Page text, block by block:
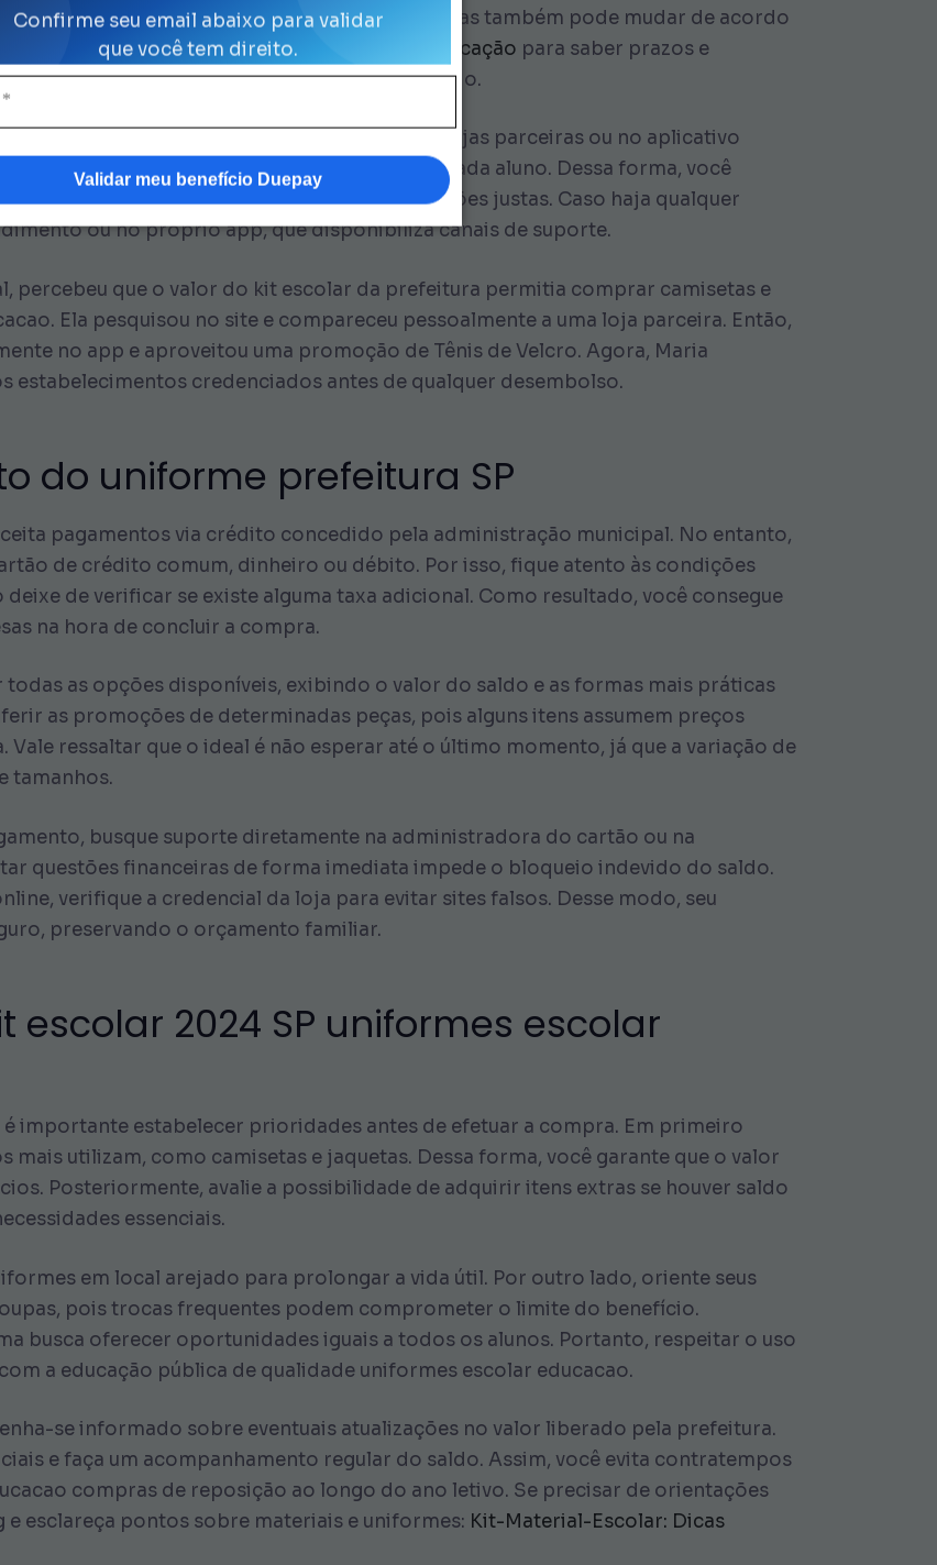
Confirme seu email abaixo para validar
que você tem direito.
Validar meu benefício Duepay
Além disso, a quantidade de peças permitidas também pode mudar de acordo
o
site oficial da Secretaria Municipal de Educação para saber prazos e
anual com datas de liberação de saldo.
realiza as compras dos itens de uniforme em lojas parceiras ou no aplicativo
para não exceder o valor destinado a cada aluno. Dessa forma, você
de adquirir uniformes com condições justas. Caso haja qualquer
ou no próprio app, que disponibiliza canais de suporte.
percebeu que o valor do kit escolar da prefeitura permitia comprar camisetas e
Ela pesquisou no site e compareceu pessoalmente a uma loja parceira. Então,
no app e aproveitou uma promoção de Tênis de Velcro. Agora, Maria
estabelecimentos credenciados antes de qualquer desembolso.
do uniforme prefeitura SP
pagamentos via crédito concedido pela administração municipal. No entanto,
de crédito comum, dinheiro ou débito. Por isso, fique atento às condições
de verificar se existe alguma taxa adicional. Como resultado, você consegue
na hora de concluir a compra.
as opções disponíveis, exibindo o valor do saldo e as formas mais práticas
as promoções de determinadas peças, pois alguns itens assumem preços
ressaltar que o ideal é não esperar até o último momento, já que a variação de
tamanhos.
busque suporte diretamente na administradora do cartão ou na
questões financeiras de forma imediata impede o bloqueio indevido do saldo.
verifique a credencial da loja para evitar sites falsos. Desse modo, seu
preservando o orçamento familiar.
escolar 2024 SP uniformes escolar
é importante estabelecer prioridades antes de efetuar a compra. Em primeiro
mais utilizam, como camisetas e jaquetas. Dessa forma, você garante que o valor
Posteriormente, avalie a possibilidade de adquirir itens extras se houver saldo
essenciais.
em local arejado para prolongar a vida útil. Por outro lado, oriente seus
pois trocas frequentes podem comprometer o limite do benefício.
busca oferecer oportunidades iguais a todos os alunos. Portanto, respeitar o uso
a educação pública de qualidade uniformes escolar educacao.
se informado sobre eventuais atualizações no valor liberado pela prefeitura.
e faça um acompanhamento regular do saldo. Assim, você evita contratempos
compras de reposição ao longo do ano letivo. Se precisar de orientações
esclareça pontos sobre materiais e uniformes: Kit-Material-Escolar: Dicas